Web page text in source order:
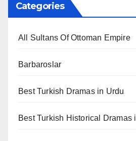
Categories
All Sultans Of Ottoman Empire
Barbaroslar
Best Turkish Dramas in Urdu
Best Turkish Historical Dramas